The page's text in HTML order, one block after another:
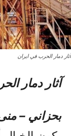
آثار دمار الحرب في ایران
آثار دمار
بحزاني –